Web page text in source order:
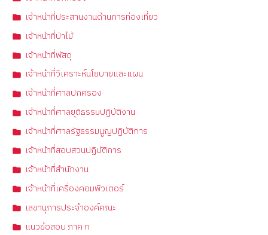
เจ้าหน้าที่ประสานงานด้านการท่องเที่ยว
เจ้าหน้าที่ป่าไม้
เจ้าหน้าที่พัสดุ
เจ้าหน้าที่วิเคราะห์นโยบายและแผน
เจ้าหน้าที่ศาลปกครอง
เจ้าหน้าที่ศาลยุติธรรมปฏิบัติงาน
เจ้าหน้าที่ศาลรัฐธรรมนูญปฏิบัติการ
เจ้าหน้าที่สอบสวนปฏิบัติการ
เจ้าหน้าที่สำนักงาน
เจ้าหน้าที่เครื่องคอมพิวเตอร์
เลขานุการประจำองค์คณะ
แนวข้อสอบ ภาค ก